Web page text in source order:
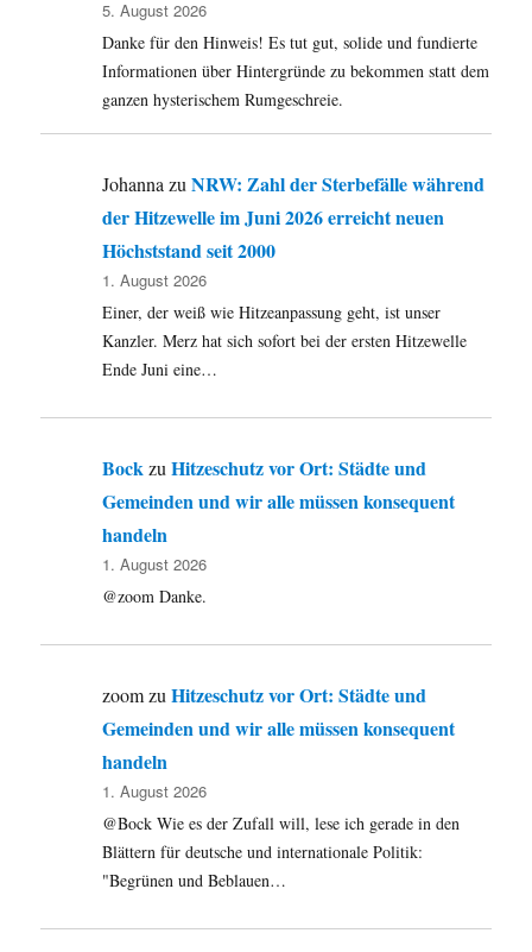
werden.
Dagegen
Trotzdem
5. August 2026
Danke für den Hinweis! Es tut gut, solide und fundierte
Informationen über Hintergründe zu bekommen statt dem
ganzen hysterischem Rumgeschreie.
Johanna zuNRW: Zahl der Sterbefälle während
der Hitzewelle im Juni 2026 erreicht neuen
Höchststand seit 2000
1. August 2026
Einer, der weiß wie Hitzeanpassung geht, ist unser
Kanzler. Merz hat sich sofort bei der ersten Hitzewelle
Ende Juni eine…
BockzuHitzeschutz vor Ort: Städte und
Gemeinden und wir alle müssen konsequent
handeln
1. August 2026
@zoom Danke.
zoomzuHitzeschutz vor Ort: Städte und
Gemeinden und wir alle müssen konsequent
handeln
1. August 2026
@Bock Wie es der Zufall will, lese ich gerade in den
Blättern für deutsche und internationale Politik:
"Begrünen und Beblauen…